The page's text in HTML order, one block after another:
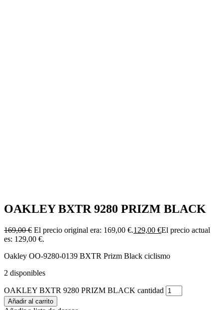
OAKLEY BXTR 9280 PRIZM BLACK
169,00€ El precio original era: 169,00 €.129,00 €El precio actual
es: 129,00 €.
Oakley OO-9280-0139 BXTR Prizm Black ciclismo
2 disponibles
OAKLEY BXTR 9280 PRIZM BLACK cantidad
Añadir al carrito